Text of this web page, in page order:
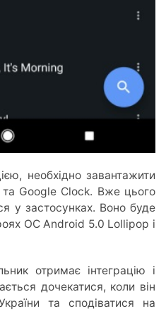
необхідно завантажити
Google Clock. Вже цього
у застосунках. Воно буде
ОС Android 5.0 Lollipop і
отримає інтеграцію і
дочекатися, коли він
та сподіватися на